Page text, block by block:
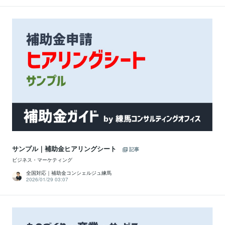
サンプル｜補助金ヒアリングシート
記事
ビジネス・マーケティング
全国対応｜補助金コンシェルジュ練馬
2026/01/29 03:07